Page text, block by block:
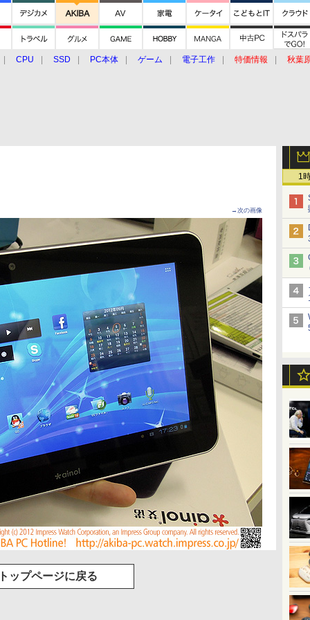
CPU SSD PC本体 ゲーム 電子工作 特価情報
秋葉
1
→次の画像
ップページに戻る